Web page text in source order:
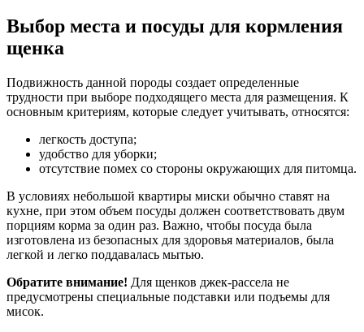
Выбор места и посуды для кормления
щенка
Подвижность данной породы создает определенные
трудности при выборе подходящего места для размещения. К
основным критериям, которые следует учитывать, относятся:
легкость доступа;
удобство для уборки;
отсутствие помех со стороны окружающих для питомца.
В условиях небольшой квартиры миски обычно ставят на
кухне, при этом объем посуды должен соответствовать двум
порциям корма за один раз. Важно, чтобы посуда была
изготовлена из безопасных для здоровья материалов, была
легкой и легко поддавалась мытью.
Обратите внимание! Для щенков джек-рассела не
предусмотрены специальные подставки или подъемы для
мисок.